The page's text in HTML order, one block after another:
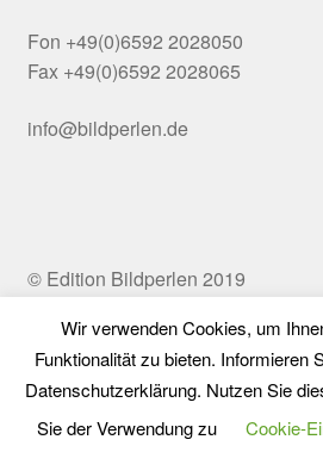
Fon +49(0)6592 2028050
Fax +49(0)6592 2028065
info@bildperlen.de
© Edition Bildperlen 2019
Vertrag
Suchen
Suchen
Wir verwenden Cookies, um
Funktionalität zu bieten. Informieren
Datenschutzerklärung. Nutzen Sie
Sie der Verwendung zu
Cookie-